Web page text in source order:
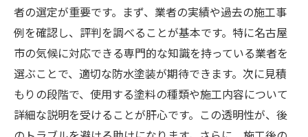
者の選定が重要です。まず、業者の実績や過去の施工事
例を確認し、評判を調べることが基本です。特に名古屋
市の気候に対応できる専門的な知識を持っている業者を
選ぶことで、適切な防水塗装が期待できます。次に見積
もりの段階で、使用する塗料の種類や施工内容について
詳細な説明を受けることが肝心です。この透明性が、後